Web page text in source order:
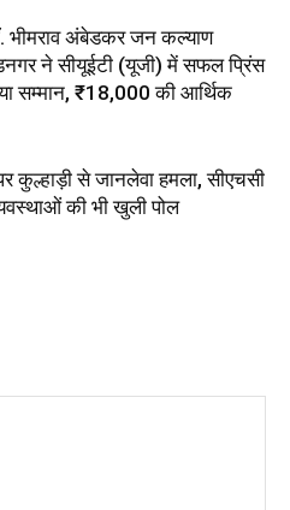
भीमराव अंबेडकर जन कल्याण
ने सीयूईटी (यूजी) में सफल प्रिंस
सम्मान, ₹18,000 की आर्थिक
कुल्हाड़ी से जानलेवा हमला, सीएचसी
की भी खुली पोल